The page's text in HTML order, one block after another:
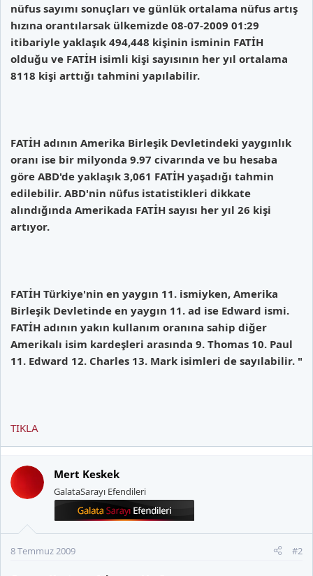
nüfus sayımı sonuçları ve günlük ortalama nüfus artış
hızına orantılarsak ülkemizde 08-07-2009 01:29
itibariyle yaklaşık 494,448 kişinin isminin FATİH
olduğu ve FATİH isimli kişi sayısının her yıl ortalama
8118 kişi arttığı tahmini yapılabilir.
FATİH adının Amerika Birleşik Devletindeki yaygınlık
oranı ise bir milyonda 9.97 civarında ve bu hesaba
göre ABD'de yaklaşık 3,061 FATİH yaşadığı tahmin
edilebilir. ABD'nin nüfus istatistikleri dikkate
alındığında Amerikada FATİH sayısı her yıl 26 kişi
artıyor.
FATİH Türkiye'nin en yaygın 11. ismiyken, Amerika
Birleşik Devletinde en yaygın 11. ad ise Edward ismi.
FATİH adının yakın kullanım oranına sahip diğer
Amerikalı isim kardeşleri arasında 9. Thomas 10. Paul
11. Edward 12. Charles 13. Mark isimleri de sayılabilir. "
TIKLA
Mert Keskek
GalataSarayı Efendileri
8 Temmuz 2009 #2